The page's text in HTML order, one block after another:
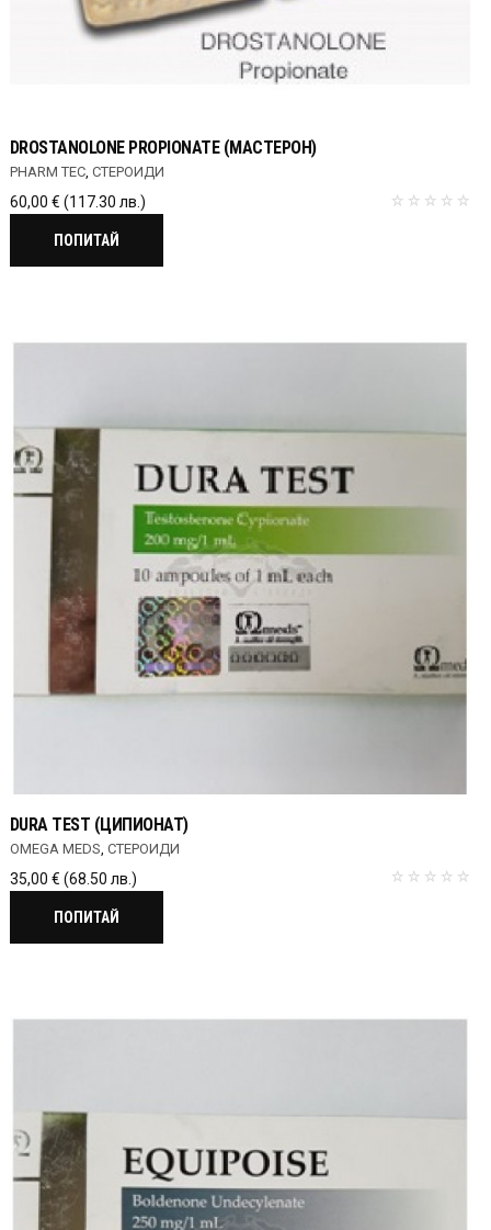
DROSTANOLONE PROPIONATE (МАСТЕРОН)
PHARM TEC, СТЕРОИДИ
60,00 € (117.30 лв.)
ПОПИТАЙ
DURA TEST (ЦИПИОНАТ)
OMEGA MEDS СТЕРОИДИ
35,00 € (68.50 лв.)
ПОПИТАЙ